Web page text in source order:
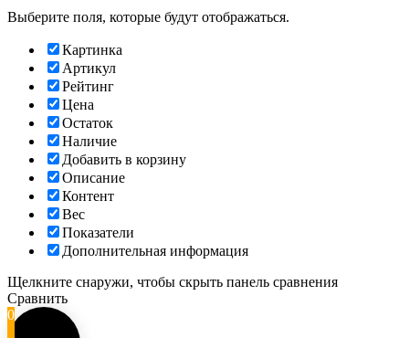
Выберите поля, которые будут отображаться.
Картинка
Артикул
Рейтинг
Цена
Остаток
Наличие
Добавить в корзину
Описание
Контент
Вес
Показатели
Дополнительная информация
Щелкните снаружи, чтобы скрыть панель сравнения
Сравнить
0